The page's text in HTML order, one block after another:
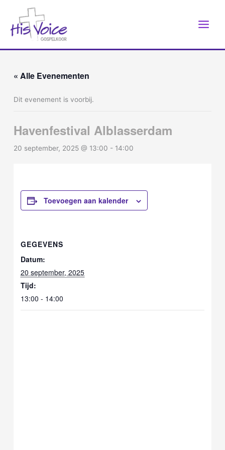
inhoud
« Alle Evenementen
Dit evenement is voorbij.
Havenfestival Alblasserdam
20 september, 2025 @ 13:00 - 14:00
Toevoegen aan kalender
GEGEVENS
Datum:
20 september, 2025
Tijd:
13:00 - 14:00